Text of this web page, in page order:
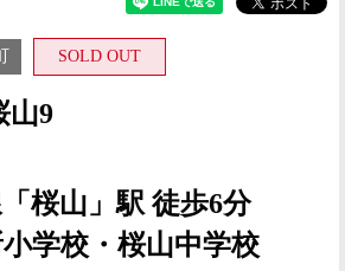
SOLD OUT
山9
桜山」駅 徒歩6分
学校・桜山中学校